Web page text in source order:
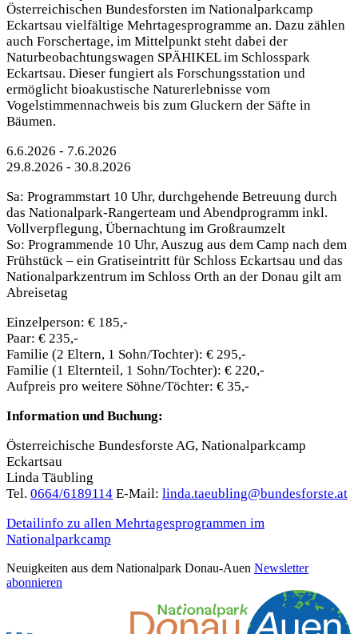
Österreichischen Bundesforsten im Nationalparkcamp
Eckartsau vielfältige Mehrtagesprogramme an. Dazu zählen
auch Forschertage, im Mittelpunkt steht dabei der
Naturbeobachtungswagen SPÄHIKEL im Schlosspark
Eckartsau. Dieser fungiert als Forschungsstation und
ermöglicht bioakustische Naturerlebnisse vom
Vogelstimmennachweis bis zum Gluckern der Säfte in
Bäumen.
6.6.2026 - 7.6.2026
29.8.2026 - 30.8.2026
Sa: Programmstart 10 Uhr, durchgehende Betreuung durch
das Nationalpark-Rangerteam und Abendprogramm inkl.
Vollverpflegung, Übernachtung im Großraumzelt
So: Programmende 10 Uhr, Auszug aus dem Camp nach dem
Frühstück – ein Gratiseintritt für Schloss Eckartsau und das
Nationalparkzentrum im Schloss Orth an der Donau gilt am
Abreisetag
Einzelperson: € 185,-
Paar: € 235,-
Familie (2 Eltern, 1 Sohn/Tochter): € 295,-
Familie (1 Elternteil, 1 Sohn/Tochter): € 220,-
Aufpreis pro weitere Söhne/Töchter: € 35,-
Information und Buchung:
Österreichische Bundesforste AG, Nationalparkcamp
Eckartsau
Linda Täubling
Tel. 0664/6189114 E-Mail: linda.taeubling@bundesforste.at
Detailinfo zu allen Mehrtagesprogrammen im
Nationalparkcamp
Neuigkeiten aus dem Nationalpark Donau-Auen Newsletter
abonnieren